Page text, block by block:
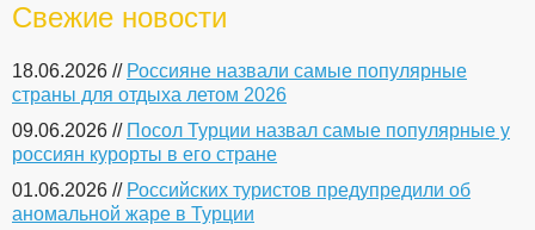
Свежие новости
18.06.2026 // Россияне назвали самые популярные
страны для отдыха летом 2026
09.06.2026 // Посол Турции назвал самые популярные у
россиян курорты в его стране
01.06.2026 // Российских туристов предупредили об
аномальной жаре в Турции